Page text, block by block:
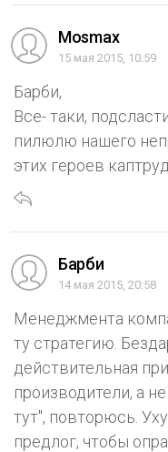
Mosmax
15 мая 2015, 10:59
Барби,
Все- таки,
пилюлю нашего
этих героев
Барби
14 мая 2015, 20:58
Менеджмента
ту стратегию.
действительная
производители, а
тут", повторюсь.
предлог, чтобы